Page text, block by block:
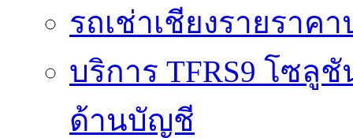
รถเช่าเชียงรายราค
บริการ TFRS9 โซลู
ด้านบัญชี